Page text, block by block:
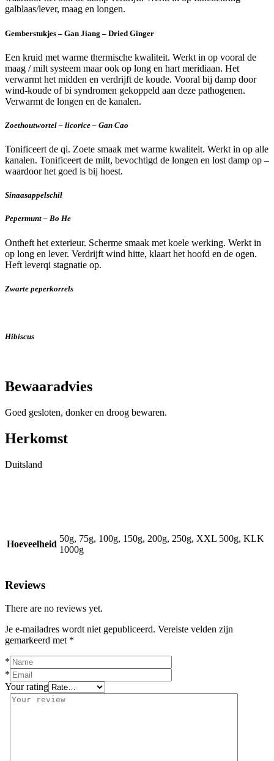
galblaas/lever, maag en longen.
Gemberstukjes – Gan Jiang – Dried Ginger
Een kruid met warme thermische kwaliteit. Werkt in op vooral de
maag / milt systeem maar ook op long en hart meridiaan. Het
verwarmt het midden en verdrijft de koude. Vooral bij damp door
wind-koude of bi syndromen gekoppeld aan deze pathogenen.
Verwarmt de longen en de kanalen.
Zoethoutwortel – licorice – Gan Cao
Tonificeert de qi. Zoete smaak met warme kwaliteit. Werkt in op alle
kanalen. Tonificeert de milt, bevochtigd de longen en lost damp op –
waardoor het goed is bij hoest.
Sinaasappelschil
Pepermunt – Bo He
Ontheft het exterieur. Scherme smaak met koele werking. Werkt in
op long en lever. Verdrijft wind hitte, klaart het hoofd en de ogen.
Heft leverqi stagnatie op.
Zwarte peperkorrels
Hibiscus
Bewaaradvies
Goed gesloten, donker en droog bewaren.
Herkomst
Duitsland
Hoeveelheid
50g, 75g, 100g, 150g, 200g, 250g, XXL 500g, KLK
1000g
Reviews
There are no reviews yet.
Je e-mailadres wordt niet gepubliceerd. Vereiste velden zijn
gemarkeerd met *
*
*
Your rating